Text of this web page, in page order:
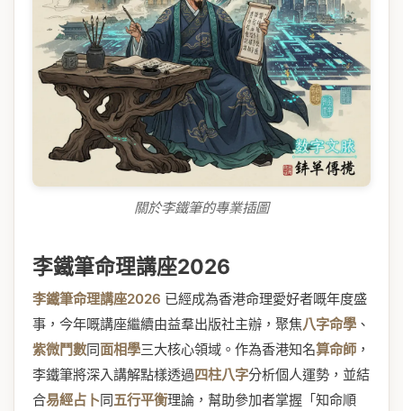
關於李鐵筆的專業插圖
李鐵筆命理講座2026
李鐵筆命理講座2026 已經成為香港命理愛好者嘅年度盛
事，今年嘅講座繼續由益羣出版社主辦，聚焦八字命學 、
紫微鬥數同面相學三大核心領域。作為香港知名算命師 ，
李鐵筆將深入講解點樣透過四柱八字分析個人運勢，並結
合易經占卜同五行平衡理論，幫助參加者掌握「知命順